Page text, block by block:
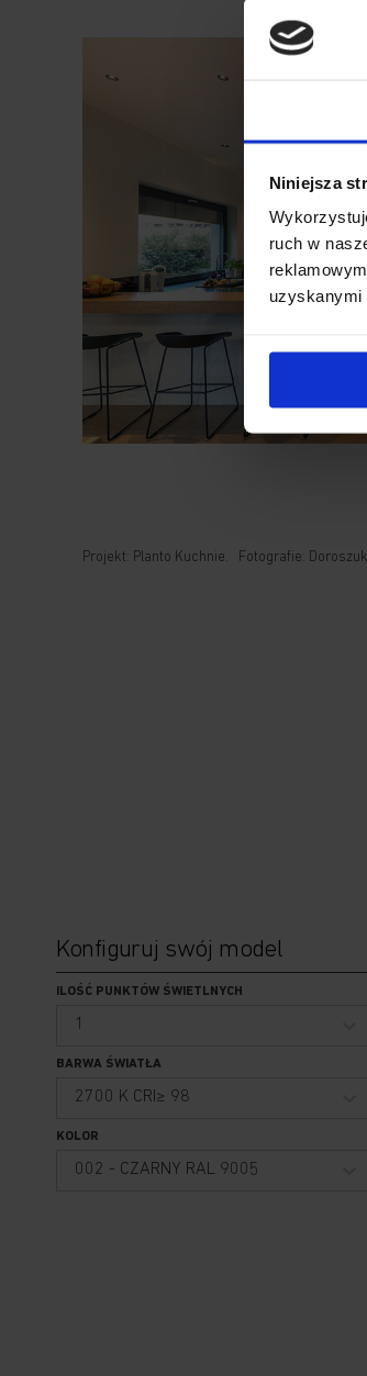
Niniejsza
ruch w
uzyskanymi
Projekt: Planto Kuchnie. Fotografie:
Konfiguruj swój model
ILOŚĆ PUNKTÓW ŚWIETLNYCH
1
BARWA ŚWIATŁA
2700 K CRI≥ 98
KOLOR
002 - CZARNY RAL 9005